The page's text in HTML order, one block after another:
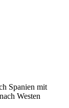
Spanien mit
Westen